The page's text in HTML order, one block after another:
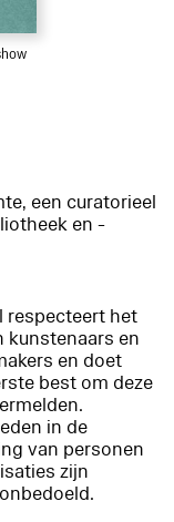
een curatorieel
en -
respecteert het
kunstenaars en
en doet
best om deze
in de
van personen
zijn